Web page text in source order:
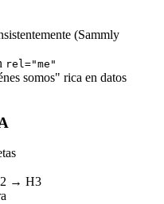
(Sammly
rel="me"
somos" rica en datos
→ H3